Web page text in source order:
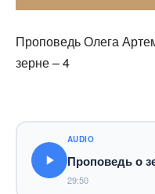
Проповедь Олега
зерне – 4
AUDIO
Проповедь о
29:50